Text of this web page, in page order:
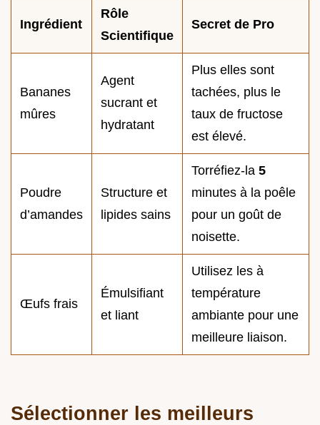
Ingrédient
Rôle
Scientifique
Secret de Pro
Bananes
mûres
Agent
sucrant et
hydratant
Plus elles sont
tachées, plus le
taux de fructose
est élevé.
Poudre
d’amandes
Structure et
lipides sains
Torréfiez-la 5
minutes à la poêle
pour un goût de
noisette.
Œufs frais
Émulsifiant
et liant
Utilisez les à
température
ambiante pour une
meilleure liaison.
Sélectionner les meilleurs